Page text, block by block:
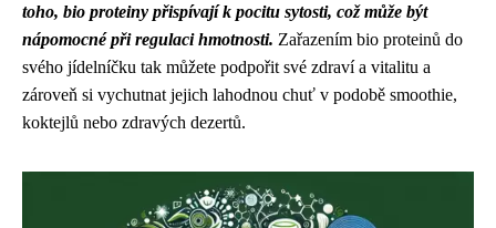
toho, bio proteiny přispívají k pocitu sytosti, což může být
nápomocné při regulaci hmotnosti. Zařazením bio proteinů do
svého jídelníčku tak můžete podpořit své zdraví a vitalitu a
zároveň si vychutnat jejich lahodnou chuť v podobě smoothie,
koktejlů nebo zdravých dezertů.